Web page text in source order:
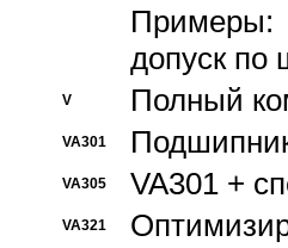
Примеры:
допуск по
V Полный
VA301
VA305 VA301 +
VA321